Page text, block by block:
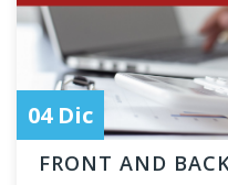
04 Dic
FRONT AND